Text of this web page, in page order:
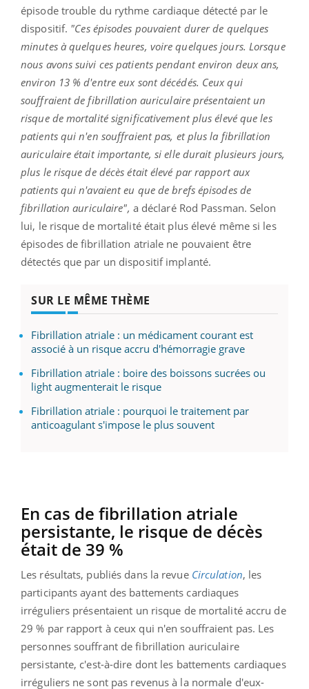
épisode trouble du rythme cardiaque détecté par le
dispositif. "Ces épisodes pouvaient durer de quelques
minutes à quelques heures, voire quelques jours. Lorsque
nous avons suivi ces patients pendant environ deux ans,
environ 13 % d'entre eux sont décédés. Ceux qui
souffraient de fibrillation auriculaire présentaient un
risque de mortalité significativement plus élevé que les
patients qui n'en souffraient pas, et plus la fibrillation
auriculaire était importante, si elle durait plusieurs jours,
plus le risque de décès était élevé par rapport aux
patients qui n'avaient eu que de brefs épisodes de
fibrillation auriculaire", a déclaré Rod Passman. Selon
lui, le risque de mortalité était plus élevé même si les
épisodes de fibrillation atriale ne pouvaient être
détectés que par un dispositif implanté.
SUR LE MÊME THÈME
Fibrillation atriale : un médicament courant est
associé à un risque accru d'hémorragie grave
Fibrillation atriale : boire des boissons sucrées ou
light augmenterait le risque
Fibrillation atriale : pourquoi le traitement par
anticoagulant s'impose le plus souvent
En cas de fibrillation atriale
persistante, le risque de décès
était de 39 %
Les résultats, publiés dans la revue Circulation, les
participants ayant des battements cardiaques
irréguliers présentaient un risque de mortalité accru de
29 % par rapport à ceux qui n'en souffraient pas. Les
personnes souffrant de fibrillation auriculaire
persistante, c'est-à-dire dont les battements cardiaques
irréguliers ne sont pas revenus à la normale d'eux-